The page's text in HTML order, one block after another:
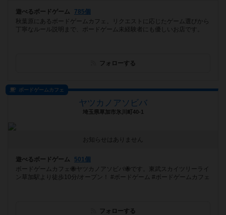
遊べるボードゲーム
785個
秋葉原にあるボードゲームカフェ。リクエストに応じたゲーム選びから
丁寧なルール説明まで、ボードゲーム未経験者にも優しいお店です。
フォローする
ボードゲームカフェ
ヤツカノアソビバ
埼玉県草加市氷川町40-1
お知らせはありません
遊べるボードゲーム
501個
ボードゲームカフェ🐝ヤツカノアソビバ🐝です。東武スカイツリーライ
ン草加駅より徒歩10分/オープン！ #ボードゲーム #ボードゲームカフェ
フォローする